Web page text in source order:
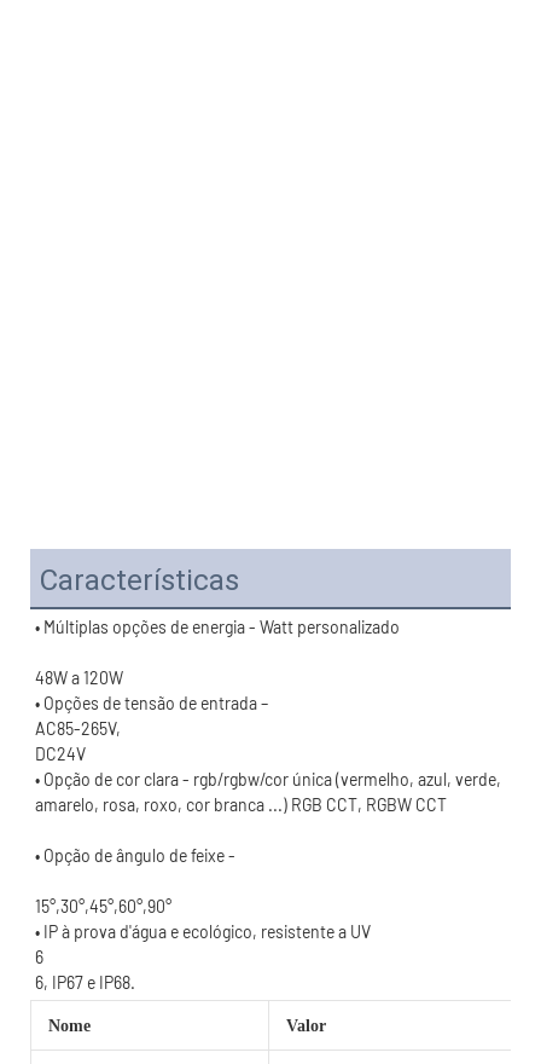
Características
• Opção de cor clara - rgb/rgbw/cor única (vermelho, azul, verde,
15°,30°,45°,60°,90°
Nome Valor